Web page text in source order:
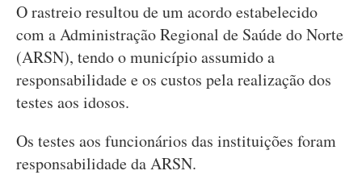
O rastreio resultou de um acordo estabelecido
com a Administração Regional de Saúde do Norte
(ARSN), tendo o município assumido a
responsabilidade e os custos pela realização dos
testes aos idosos.
Os testes aos funcionários das instituições foram
responsabilidade da ARSN.